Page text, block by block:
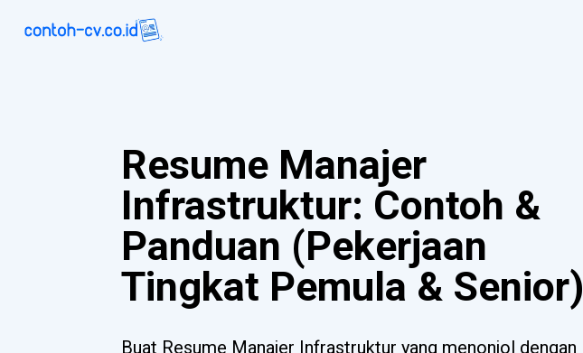
Resume Manajer
Infrastruktur: Contoh &
Panduan (Pekerjaan
Tingkat Pemula & Senior)
Buat Resume Manajer Infrastruktur yang menonjol dengan